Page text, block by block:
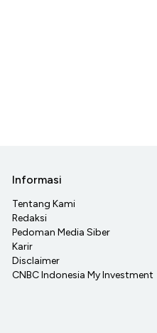
Informasi
Tentang Kami
Redaksi
Pedoman Media Siber
Karir
Disclaimer
CNBC Indonesia My Investment